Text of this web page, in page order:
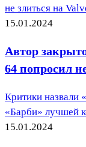
не злиться на
15.01.2024
Автор
64 попросил
Критики
«Барби» лучшей
15.01.2024